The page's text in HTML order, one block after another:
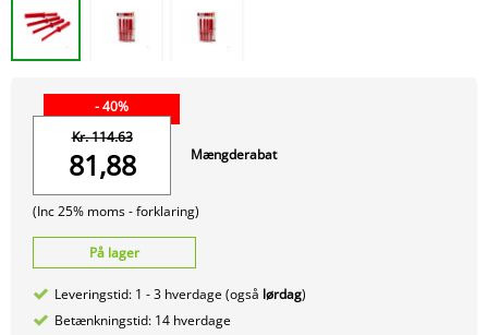
- 40%
Kr. 114.63
81,88
(Inc 25% moms -forklaring)
Mængderabat
På lager
Leveringstid: 1 - 3 hverdage (også lørdag)
Betænkningstid: 14 hverdage